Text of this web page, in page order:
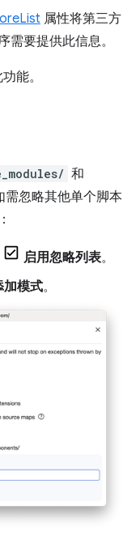
属性将第三方
需要提供此信息。
能。
和
需忽略其他单个脚本
启用忽略列表。
加模式。